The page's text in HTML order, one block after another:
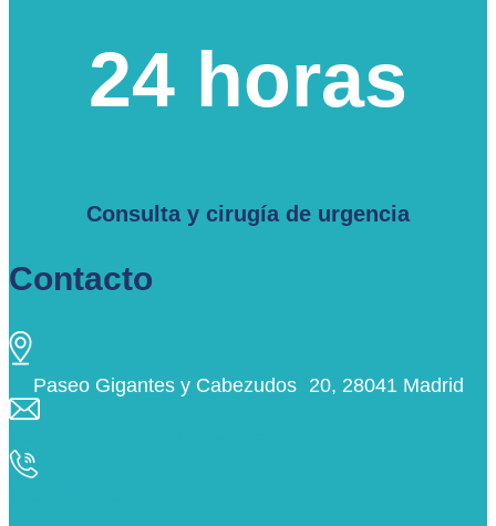
24 horas
Consulta y cirugía de urgencia
Contacto
Paseo Gigantes y Cabezudos 20, 28041 Madrid